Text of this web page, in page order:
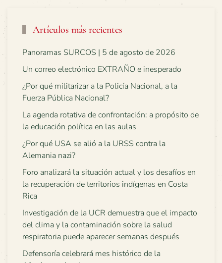
Artículos más recientes
Panoramas SURCOS | 5 de agosto de 2026
Un correo electrónico EXTRAÑO e inesperado
¿Por qué militarizar a la Policía Nacional, a la
Fuerza Pública Nacional?
La agenda rotativa de confrontación: a propósito de
la educación política en las aulas
¿Por qué USA se alió a la URSS contra la
Alemania nazi?
Foro analizará la situación actual y los desafíos en
la recuperación de territorios indígenas en Costa
Rica
Investigación de la UCR demuestra que el impacto
del clima y la contaminación sobre la salud
respiratoria puede aparecer semanas después
Defensoría celebrará mes histórico de la